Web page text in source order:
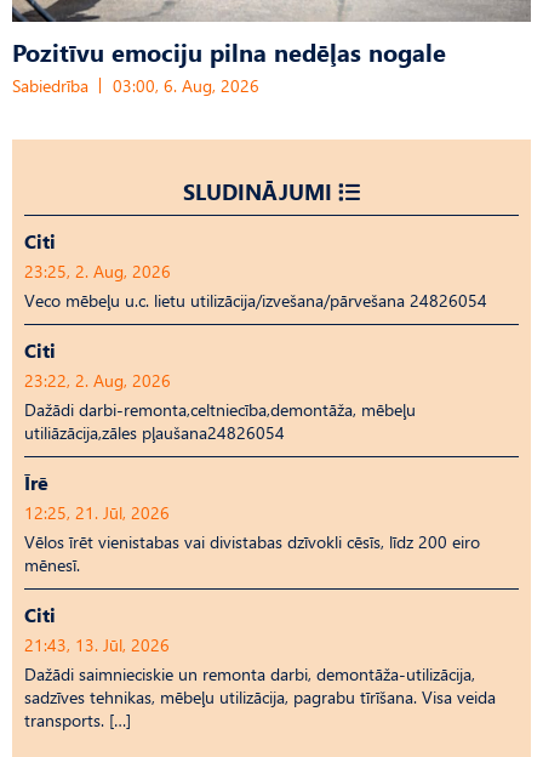
Pozitīvu emociju pilna nedēļas nogale
Sabiedrība 03:00, 6. Aug, 2026
SLUDINĀJUMI
Citi
23:25, 2. Aug, 2026
Veco mēbeļu u.c. lietu utilizācija/izvešana/pārvešana 24826054
Citi
23:22, 2. Aug, 2026
Dažādi darbi-remonta,celtniecība,demontāža, mēbeļu
utiliāzācija,zāles pļaušana24826054
Īrē
12:25, 21. Jūl, 2026
Vēlos īrēt vienistabas vai divistabas dzīvokli cēsīs, līdz 200 eiro
mēnesī.
Citi
21:43, 13. Jūl, 2026
Dažādi saimnieciskie un remonta darbi, demontāža-utilizācija,
sadzīves tehnikas, mēbeļu utilizācija, pagrabu tīrīšana. Visa veida
transports. […]